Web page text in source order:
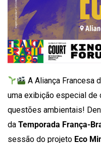
A Aliança Francesa
uma exibição especial de
questões ambientais!
da Temporada França-
sessão do projeto Eco